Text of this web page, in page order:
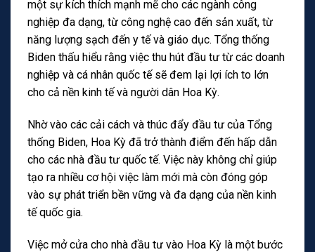
một sự kích thích mạnh mẽ cho các ngành công
nghiệp đa dạng, từ công nghệ cao đến sản xuất, từ
năng lượng sạch đến y tế và giáo dục. Tổng thống
Biden thấu hiểu rằng việc thu hút đầu tư từ các doanh
nghiệp và cá nhân quốc tế sẽ đem lại lợi ích to lớn
cho cả nền kinh tế và người dân Hoa Kỳ.
Nhờ vào các cải cách và thúc đẩy đầu tư của Tổng
thống Biden, Hoa Kỳ đã trở thành điểm đến hấp dẫn
cho các nhà đầu tư quốc tế. Việc này không chỉ giúp
tạo ra nhiều cơ hội việc làm mới mà còn đóng góp
vào sự phát triển bền vững và đa dạng của nền kinh
tế quốc gia.
Việc mở cửa cho nhà đầu tư vào Hoa Kỳ là một bước